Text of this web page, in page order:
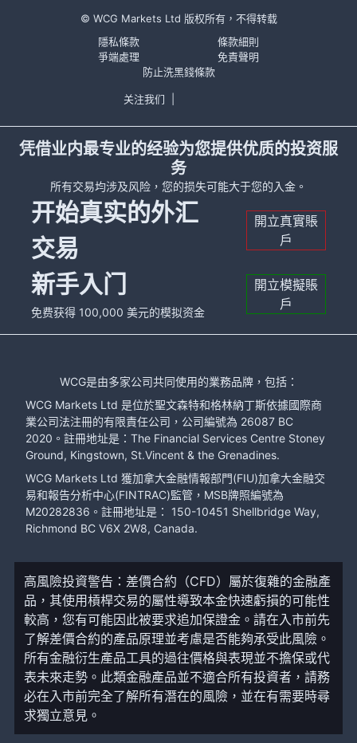
© WCG Markets Ltd 版权所有，不得转载
隱私條款
條款細則
爭端處理
免責聲明
防止洗黑錢條款
关注我们
凭借业内最专业的经验为您提供优质的投资服
务
所有交易均涉及风险，您的损失可能大于您的入金。
开始真实的外汇
交易
開立真實賬
戶
新手入门
免费获得 100,000 美元的模拟资金
開立模擬賬
戶
WCG是由多家公司共同使用的業務品牌，包括：
WCG Markets Ltd 是位於聖文森特和格林納丁斯依據國際商
業公司法注冊的有限責任公司，公司編號為 26087 BC
2020。註冊地址是：The Financial Services Centre Stoney
Ground, Kingstown, St.Vincent & the Grenadines.
WCG Markets Ltd 獲加拿大金融情報部門(FIU)加拿大金融交
易和報告分析中心(FINTRAC)監管，MSB牌照編號為
M20282836。註冊地址是： 150-10451 Shellbridge Way,
Richmond BC V6X 2W8, Canada.
高風險投資警告：差價合約（CFD）屬於復雜的金融產
品，其使用槓桿交易的屬性導致本金快速虧損的可能性
較高，您有可能因此被要求追加保證金。請在入市前先
了解差價合約的產品原理並考慮是否能夠承受此風險。
所有金融衍生產品工具的過往價格與表現並不擔保或代
表未來走勢。此類金融產品並不適合所有投資者，請務
必在入市前完全了解所有潛在的風險，並在有需要時尋
求獨立意見。